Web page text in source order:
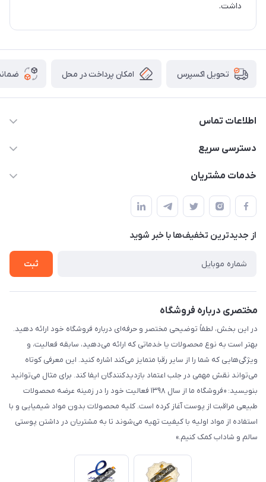
داشت.
تحویل اکسپرس امکان پرداخت در محل
اطلاعات تماس
۰۲۱۰۰۰۰۰۰۰۰
دسترسی سریع
حساب کاربری
لیست محصولات
درباره ما
خدمات مشتریان
قوانین و مقررات
حریم خصوصی
راهنما
از جدید‌ترین تخفیف‌ها با‌ خبر شوید
ثبت
مختصری درباره فروشگاه
در این بخش، لطفاً توضیحی مختصر و حرفه‌ای درباره فروشگاه خود ارائه دهید.
بهتر است به نوع محصولات یا خدماتی که ارائه می‌دهید، سابقه فعالیت، و
ویژگی‌هایی که شما را از سایر رقبا متمایز می‌کند اشاره کنید. این معرفی کوتاه
می‌تواند نقش مهمی در جلب اعتماد بازدیدکنندگان ایفا کند. برای مثال می‌توانید
بنویسید: «فروشگاه ما از سال ۱۳۹۸ فعالیت خود را در زمینه عرضه محصولات
طبیعی مراقبت از پوست آغاز کرده است. کلیه محصولات بدون مواد شیمیایی و با
استفاده از مواد اولیه با کیفیت تهیه می‌شوند تا به مشتریان در داشتن پوستی
سالم و شاداب کمک کنیم.»